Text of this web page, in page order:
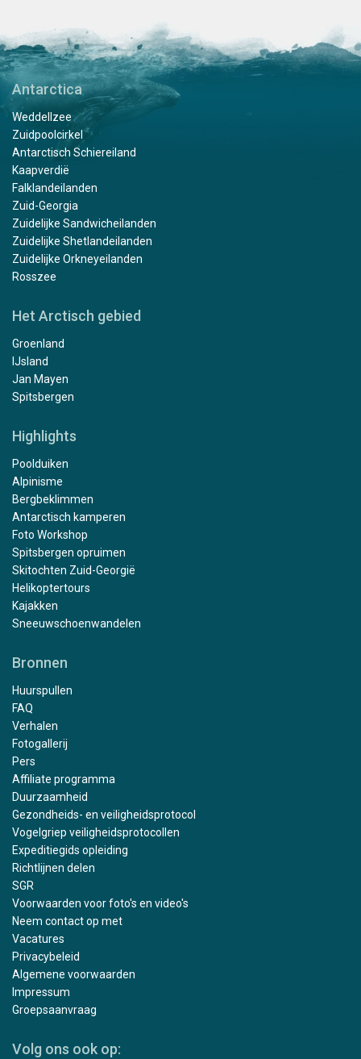
Antarctica
Weddellzee
Zuidpoolcirkel
Antarctisch Schiereiland
Kaapverdië
Falklandeilanden
Zuid-Georgia
Zuidelijke Sandwicheilanden
Zuidelijke Shetlandeilanden
Zuidelijke Orkneyeilanden
Rosszee
Het Arctisch gebied
Groenland
IJsland
Jan Mayen
Spitsbergen
Highlights
Poolduiken
Alpinisme
Bergbeklimmen
Antarctisch kamperen
Foto Workshop
Spitsbergen opruimen
Skitochten Zuid-Georgië
Helikoptertours
Kajakken
Sneeuwschoenwandelen
Bronnen
Huurspullen
FAQ
Verhalen
Fotogallerij
Pers
Affiliate programma
Duurzaamheid
Gezondheids- en veiligheidsprotocol
Vogelgriep veiligheidsprotocollen
Expeditiegids opleiding
Richtlijnen delen
SGR
Voorwaarden voor foto's en video's
Neem contact op met
Vacatures
Privacybeleid
Algemene voorwaarden
Impressum
Groepsaanvraag
Volg ons ook op: